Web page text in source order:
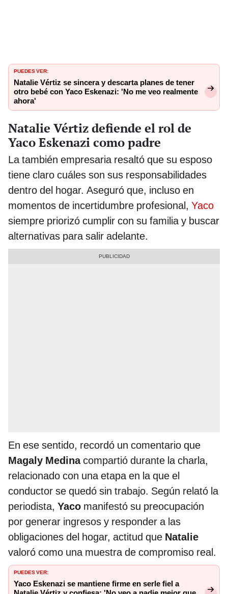
PUEDES VER:
Natalie Vértiz se sincera y descarta planes de tener
otro bebé con Yaco Eskenazi: 'No me veo realmente
ahora'
Natalie Vértiz defiende el rol de
Yaco Eskenazi como padre
La también empresaria resaltó que su esposo
tiene claro cuáles son sus responsabilidades
dentro del hogar. Aseguró que, incluso en
momentos de incertidumbre profesional, Yaco
siempre priorizó cumplir con su familia y buscar
alternativas para salir adelante.
En ese sentido, recordó un comentario que
Magaly Medinacompartió durante la charla,
relacionado con una etapa en la que el
conductor se quedó sin trabajo. Según relató la
periodista, Yaco manifestó su preocupación
por generar ingresos y responder a las
obligaciones del hogar, actitud que Natalie
valoró como una muestra de compromiso real.
PUEDES VER:
Yaco Eskenazi se mantiene firme en serle fiel a